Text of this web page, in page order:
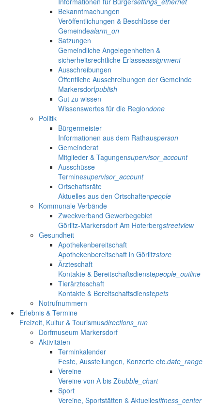
Bekanntmachungen
Veröffentlichungen & Beschlüsse der
Gemeindealarm_on
Satzungen
Gemeindliche Angelegenheiten &
sicherheitsrechtliche Erlasseassignment
Ausschreibungen
Öffentliche Ausschreibungen der Gemeinde
Markersdorfpublish
Gut zu wissen
Wissenswertes für die Regiondone
Politik
Bürgermeister
Informationen aus dem Rathausperson
Gemeinderat
Mitglieder & Tagungensupervisor_account
Ausschüsse
Terminesupervisor_account
Ortschaftsräte
Aktuelles aus den Ortschaftenpeople
Kommunale Verbände
Zweckverband Gewerbegebiet
Görlitz-Markersdorf Am Hoterbergstreetview
Gesundheit
Apothekenbereitschaft
Apothekenbereitschaft in Görlitzstore
Ärzteschaft
Kontakte & Bereitschaftsdienstepeople_outline
Tierärzteschaft
Kontakte & Bereitschaftsdienstepets
Notrufnummern
Erlebnis & Termine
Freizeit, Kultur & Tourismusdirections_run
Dorfmuseum Markersdorf
Aktivitäten
Terminkalender
Feste, Ausstellungen, Konzerte etc.date_range
Vereine
Vereine von A bis Zbubble_chart
Sport
Vereine, Sportstätten & Aktuellesfitness_center